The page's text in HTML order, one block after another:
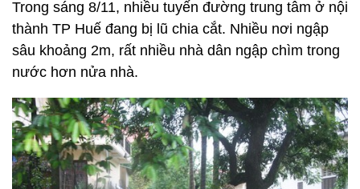
Trong sáng 8/11, nhiều tuyến đường trung tâm ở nội
thành TP Huế đang bị lũ chia cắt. Nhiều nơi ngập
sâu khoảng 2m, rất nhiều nhà dân ngập chìm trong
nước hơn nửa nhà.